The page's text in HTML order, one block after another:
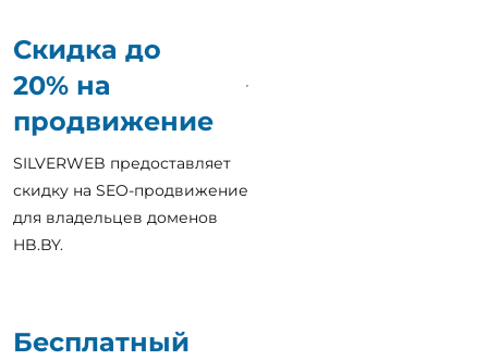
Бесплатный
Скидка до
20% на
продвижение
SILVERWEB предоставляет
скидку на SEO-продвижение
для владельцев доменов
HB.BY.